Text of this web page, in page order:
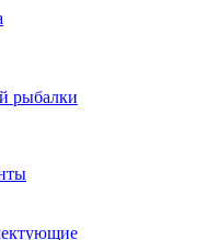
рыбалки